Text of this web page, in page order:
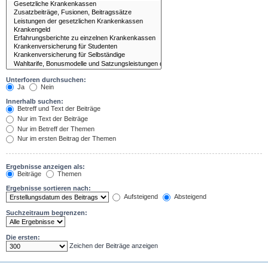
Unterforen durchsuchen:
Ja
Nein
Innerhalb suchen:
Betreff und Text der Beiträge
Nur im Text der Beiträge
Nur im Betreff der Themen
Nur im ersten Beitrag der Themen
Ergebnisse anzeigen als:
Beiträge
Themen
Ergebnisse sortieren nach:
Aufsteigend
Absteigend
Suchzeitraum begrenzen:
Die ersten:
Zeichen der Beiträge anzeigen